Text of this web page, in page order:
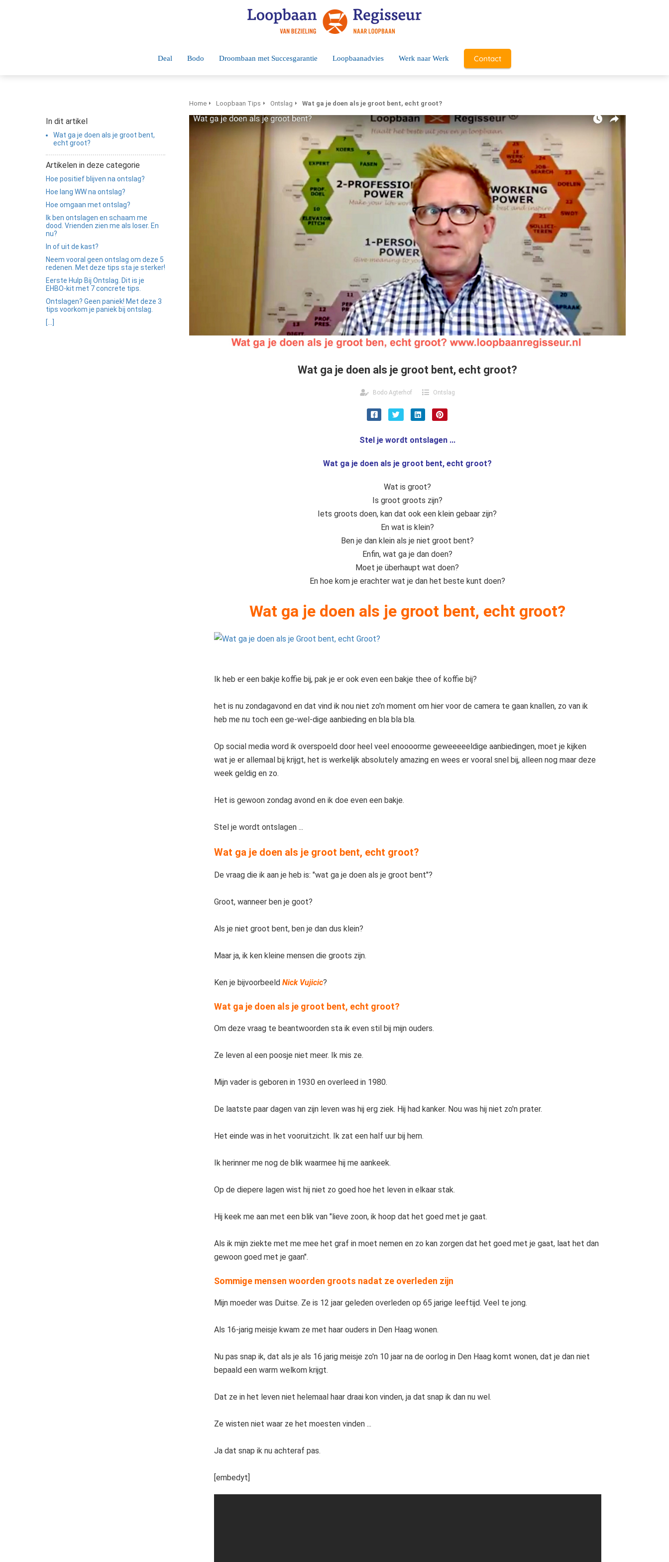
Deal Bodo Droombaan met Succesgarantie Loopbaanadvies Werk naar Werk Contact
In dit artikel
Wat ga je doen als je groot bent,
echt groot?
Artikelen in deze categorie
Hoe positief blijven na ontslag?
Hoe lang WW na ontslag?
Hoe omgaan met ontslag?
Ik ben ontslagen en schaam me
dood. Vrienden zien me als loser. En
nu?
In of uit de kast?
Neem vooral geen ontslag om deze 5
redenen. Met deze tips sta je sterker!
Eerste Hulp Bij Ontslag. Dit is je
EHBO-kit met 7 concrete tips.
Ontslagen? Geen paniek! Met deze 3
tips voorkom je paniek bij ontslag.
[...]
Home Loopbaan Tips Ontslag Wat ga je doen als je groot bent, echt groot?
Wat ga je doen als je groot bent, echt groot?
Bodo Agterhof Ontslag
Stel je wordt ontslagen ...
Wat ga je doen als je groot bent, echt groot?
Wat is groot?
Is groot groots zijn?
Iets groots doen, kan dat ook een klein gebaar zijn?
En wat is klein?
Ben je dan klein als je niet groot bent?
Enfin, wat ga je dan doen?
Moet je überhaupt wat doen?
En hoe kom je erachter wat je dan het beste kunt doen?
Wat ga je doen als je groot bent, echt groot?
Ik heb er een bakje koffie bij, pak je er ook even een bakje thee of koffie bij?
het is nu zondagavond en dat vind ik nou niet zo'n moment om hier voor de camera te gaan knallen, zo van ik
heb me nu toch een ge-wel-dige aanbieding en bla bla bla.
Op social media word ik overspoeld door heel veel enoooorme geweeeeeldige aanbiedingen, moet je kijken
wat je er allemaal bij krijgt, het is werkelijk absolutely amazing en wees er vooral snel bij, alleen nog maar deze
week geldig en zo.
Het is gewoon zondag avond en ik doe even een bakje.
Stel je wordt ontslagen ...
Wat ga je doen als je groot bent, echt groot?
De vraag die ik aan je heb is: "wat ga je doen als je groot bent"?
Groot, wanneer ben je goot?
Als je niet groot bent, ben je dan dus klein?
Maar ja, ik ken kleine mensen die groots zijn.
Ken je bijvoorbeeld Nick Vujicic?
Wat ga je doen als je groot bent, echt groot?
Om deze vraag te beantwoorden sta ik even stil bij mijn ouders.
Ze leven al een poosje niet meer. Ik mis ze.
Mijn vader is geboren in 1930 en overleed in 1980.
De laatste paar dagen van zijn leven was hij erg ziek. Hij had kanker. Nou was hij niet zo'n prater.
Het einde was in het vooruitzicht. Ik zat een half uur bij hem.
Ik herinner me nog de blik waarmee hij me aankeek.
Op de diepere lagen wist hij niet zo goed hoe het leven in elkaar stak.
Hij keek me aan met een blik van "lieve zoon, ik hoop dat het goed met je gaat.
Als ik mijn ziekte met me mee het graf in moet nemen en zo kan zorgen dat het goed met je gaat, laat het dan
gewoon goed met je gaan".
Sommige mensen woorden groots nadat ze overleden zijn
Mijn moeder was Duitse. Ze is 12 jaar geleden overleden op 65 jarige leeftijd. Veel te jong.
Als 16-jarig meisje kwam ze met haar ouders in Den Haag wonen.
Nu pas snap ik, dat als je als 16 jarig meisje zo'n 10 jaar na de oorlog in Den Haag komt wonen, dat je dan niet
bepaald een warm welkom krijgt.
Dat ze in het leven niet helemaal haar draai kon vinden, ja dat snap ik dan nu wel.
Ze wisten niet waar ze het moesten vinden ...
Ja dat snap ik nu achteraf pas.
[embedyt]
website-
van deze